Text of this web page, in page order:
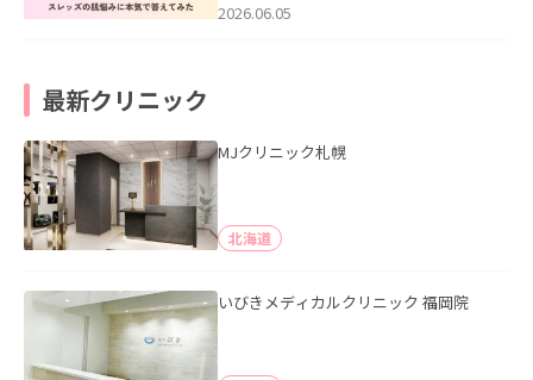
2026.06.05
最新クリニック
MJクリニック札幌
北海道
いびきメディカルクリニック 福岡院